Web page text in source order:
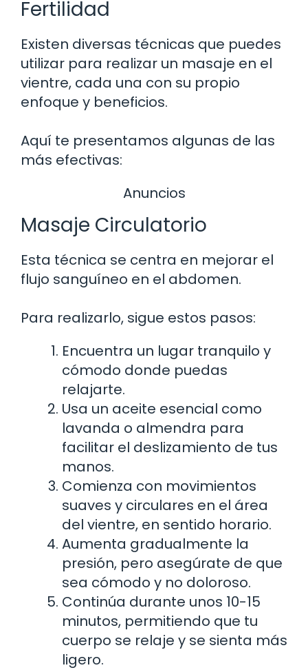
Fertilidad
Existen diversas técnicas que puedes
utilizar para realizar un masaje en el
vientre, cada una con su propio
enfoque y beneficios.
Aquí te presentamos algunas de las
más efectivas:
Anuncios
Masaje Circulatorio
Esta técnica se centra en mejorar el
flujo sanguíneo en el abdomen.
Para realizarlo, sigue estos pasos:
Encuentra un lugar tranquilo y
cómodo donde puedas
relajarte.
Usa un aceite esencial como
lavanda o almendra para
facilitar el deslizamiento de tus
manos.
Comienza con movimientos
suaves y circulares en el área
del vientre, en sentido horario.
Aumenta gradualmente la
presión, pero asegúrate de que
sea cómodo y no doloroso.
Continúa durante unos 10-15
minutos, permitiendo que tu
cuerpo se relaje y se sienta más
ligero.